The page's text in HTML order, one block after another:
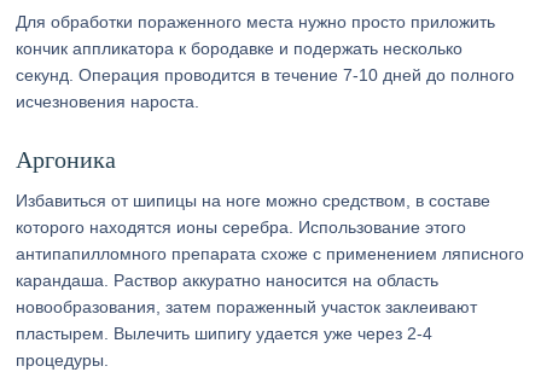
Для обработки пораженного места нужно просто приложить
кончик аппликатора к бородавке и подержать несколько
секунд. Операция проводится в течение 7-10 дней до полного
исчезновения нароста.
Аргоника
Избавиться от шипицы на ноге можно средством, в составе
которого находятся ионы серебра. Использование этого
антипапилломного препарата схоже с применением ляписного
карандаша. Раствор аккуратно наносится на область
новообразования, затем пораженный участок заклеивают
пластырем. Вылечить шипигу удается уже через 2-4
процедуры.